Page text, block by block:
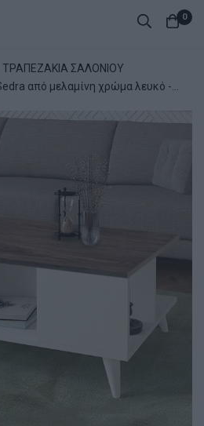
0
ΤΡΑΠΕΖΑΚΙΑ ΣΑΛΟΝΙΟΥ
λευκό -